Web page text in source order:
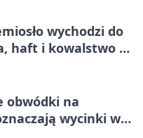
wychodzi do
haft i kowalstwo w
obwódki na
wycinki w